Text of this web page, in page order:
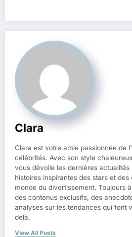
Clara
Clara est votre amie passionnée de
célébrités. Avec son style
vous dévoile les dernières actualités
histoires inspirantes des stars et des
monde du divertissement. Toujours
des contenus exclusifs, des
analyses sur les tendances qui font
delà.
View All Posts